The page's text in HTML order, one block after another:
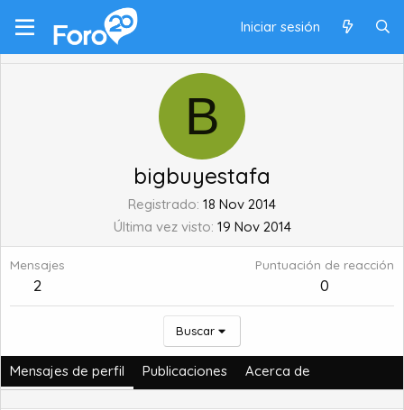
Iniciar sesión
B
bigbuyestafa
Registrado 18 Nov 2014
Última vez visto 19 Nov 2014
Mensajes
2
Puntuación de reacción
0
Buscar
Mensajes de perfil Publicaciones Acerca de